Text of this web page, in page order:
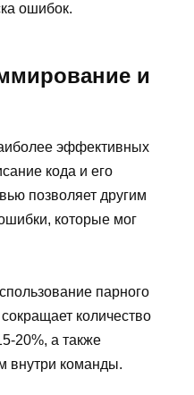
ошибок.
и
эффективных
кода и его
позволяет другим
которые мог
парного
количество
20%, а также
внутри команды.